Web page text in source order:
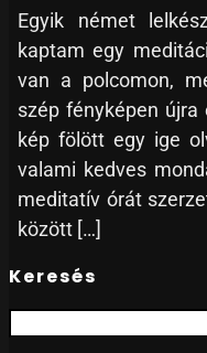
Egyik német
kaptam egy
van a polcomon,
szép fényképen
kép fölött egy ige
valami kedves
meditatív órát
között […]
Keresés
Search